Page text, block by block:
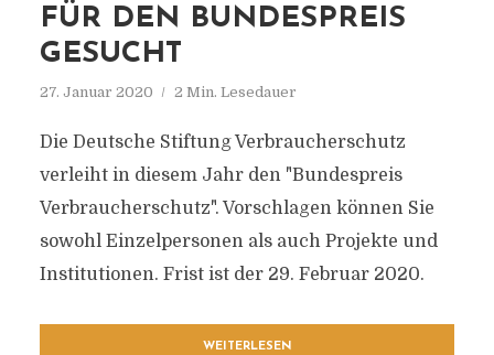
FÜR DEN BUNDESPREIS
GESUCHT
27. Januar 2020 2 Min. Lesedauer
Die Deutsche Stiftung Verbraucherschutz
verleiht in diesem Jahr den "Bundespreis
Verbraucherschutz". Vorschlagen können Sie
sowohl Einzelpersonen als auch Projekte und
Institutionen. Frist ist der 29. Februar 2020.
WEITERLESEN